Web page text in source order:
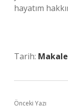
hayatım
Tarih:
Önceki Yazı